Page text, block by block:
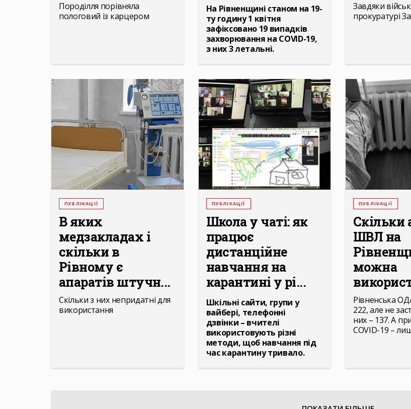
Породілля порівняла
пологовий із карцером
На Рівненщині станом на 19-
ту годину 1 квітня
зафіксовано 19 випадків
захворювання на COVID-19,
з них 3 летальні.
Завдяки
прокуратурі
ПУБЛІКАЦІЇ
В яких
медзакладах і
скільки в
Рівному є
апаратів штучн...
Скільки з них непридатні для
використання
ПУБЛІКАЦІЇ
Школа у чаті: як
працює
дистанційне
навчання на
карантині у рі...
Шкільні сайти, групи у
вайбері, телефонні
дзвінки – вчителі
використовують різні
методи, щоб навчання під
час карантину тривало.
ПУБЛІКАЦІЇ
Скільки
ШВЛ на
можна
Рівненська
222, але не
них – 137. А
COVID-19 –